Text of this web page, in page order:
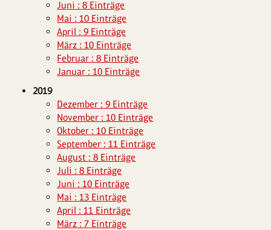
Juni : 8 Einträge
Mai : 10 Einträge
April : 9 Einträge
März : 10 Einträge
Februar : 8 Einträge
Januar : 10 Einträge
2019
Dezember : 9 Einträge
November : 10 Einträge
Oktober : 10 Einträge
September : 11 Einträge
August : 8 Einträge
Juli : 8 Einträge
Juni : 10 Einträge
Mai : 13 Einträge
April : 11 Einträge
März : 7 Einträge